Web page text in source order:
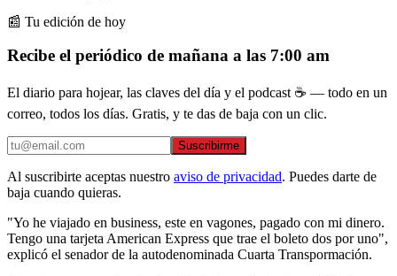
📰 Tu edición de hoy
Recibe el periódico de mañana a las 7:00 am
El diario para hojear, las claves del día y el podcast ☕ — todo en un
correo, todos los días. Gratis, y te das de baja con un clic.
Suscribirme
Al suscribirte aceptas nuestro aviso de privacidad. Puedes darte de
baja cuando quieras.
"Yo he viajado en business, este en vagones, pagado con mi dinero.
Tengo una tarjeta American Express que trae el boleto dos por uno",
explicó el senador de la autodenominada Cuarta Transpormación.